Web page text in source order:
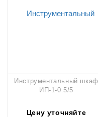
Инструментальный шкаф
ИП-1-0.5/5
Цену уточняйте